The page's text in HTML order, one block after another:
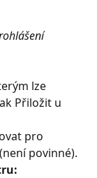
lze
Přiložit u
pro
povinné).